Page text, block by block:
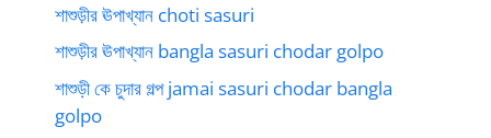
শাশুড়ীর ঊপাখ্যান choti sasuri
শাশুড়ীর ঊপাখ্যান bangla sasuri chodar golpo
শাশুড়ী কে চুদার গল্প jamai sasuri chodar bangla
golpo